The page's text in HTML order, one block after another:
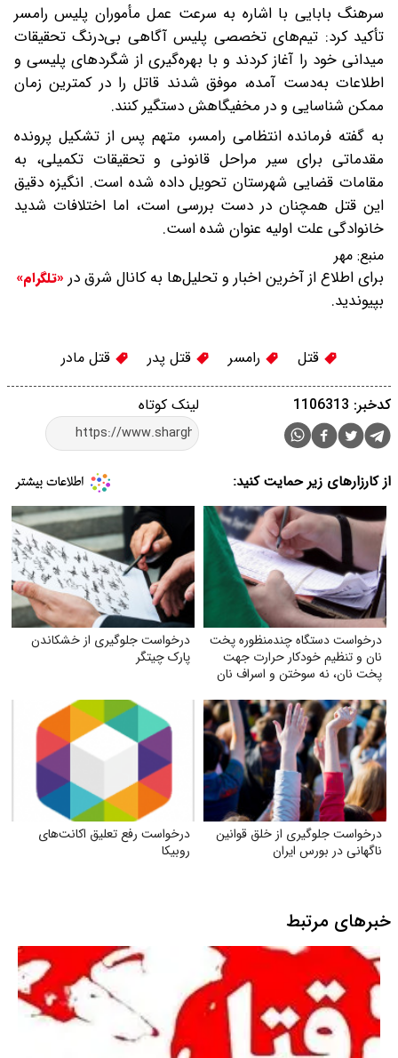
سرهنگ بابایی با اشاره به سرعت عمل مأموران پلیس رامسر
تأکید کرد: تیم‌های تخصصی پلیس آگاهی بی‌درنگ تحقیقات
میدانی خود را آغاز کردند و با بهره‌گیری از شگردهای پلیسی و
اطلاعات به‌دست آمده، موفق شدند قاتل را در کمترین زمان
ممکن شناسایی و در مخفیگاهش دستگیر کنند.
به گفته فرمانده انتظامی رامسر، متهم پس از تشکیل پرونده
مقدماتی برای سیر مراحل قانونی و تحقیقات تکمیلی، به
مقامات قضایی شهرستان تحویل داده شده است. انگیزه دقیق
این قتل همچنان در دست بررسی است، اما اختلافات شدید
خانوادگی علت اولیه عنوان شده است.
منبع: مهر
برای اطلاع از آخرین اخبار و تحلیل‌ها به کانال شرق در «تلگرام»
بپیوندید.
قتل رامسر قتل پدر قتل مادر
لینک کوتاه کدخبر: 1106313
از کارزارهای زیر حمایت کنید:
درخواست دستگاه چندمنظوره پخت
نان و تنظیم خودکار حرارت جهت
پخت نان، نه سوختن و اسراف نان
درخواست جلوگیری از خشکاندن
پارک چیتگر
درخواست جلوگیری از خلق قوانین
ناگهانی در بورس ایران
درخواست رفع تعلیق اکانت‌های
روبیکا
خبرهای مرتبط